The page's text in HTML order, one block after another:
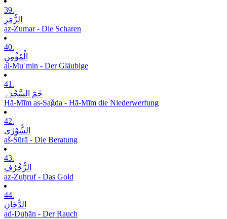
39.
الزُّمَرِ
az-Zumar - Die Scharen
40.
الْمُؤْمِنِ
al-Muʾmin - Der Gläubige
41.
حٰمٓ السَّجْدَۃِ
Ḥā-Mīm as-Saǧda - Ḥā-Mīm die Niederwerfung
42.
الشُّوْرٰی
aš-Šūrā - Die Beratung
43.
الزُّخْرُفِ
az-Zuḫruf - Das Gold
44.
الدُّخَانِ
ad-Duḫān - Der Rauch